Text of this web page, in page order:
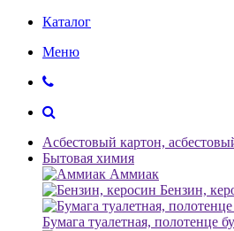
Каталог
Меню
Асбестовый картон,
Бытовая химия
Аммиак
Бензин,
Бумага туалетная, полотенце